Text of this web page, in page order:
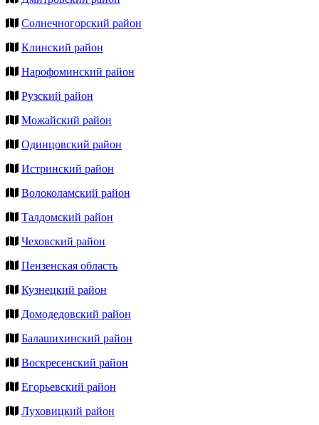
Солнечногорский район
Клинский район
Нарофоминский район
Рузский район
Можайский район
Одинцовский район
Истринский район
Волоколамский район
Талдомский район
Чеховский район
Пензенская область
Кузнецкий район
Домодедовский район
Балашихинский район
Воскресенский район
Егорьевский район
Луховицкий район